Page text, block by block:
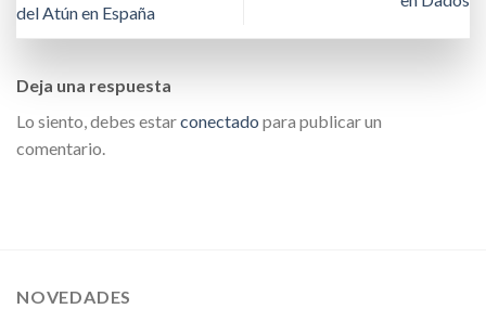
del Atún en España
Deja una respuesta
Lo siento, debes estarconectado para publicar un
comentario.
NOVEDADES